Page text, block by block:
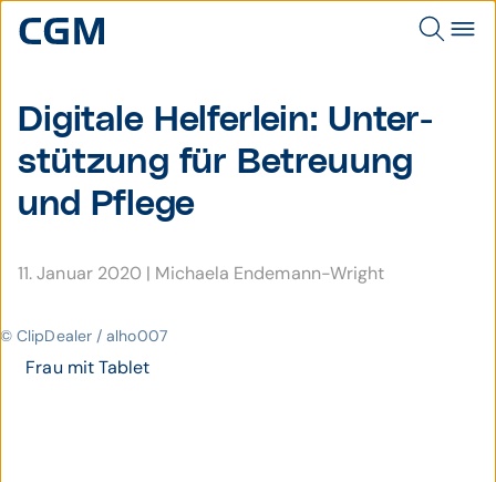
Digitale Helferlein: Unter­
stützung für Betreu­ung
und Pflege
11. Januar 2020 | Michaela Endemann-Wright
© ClipDealer / alho007
Frau mit Tablet